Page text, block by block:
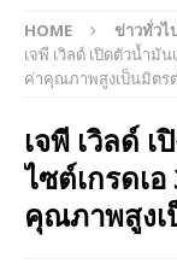
HOME ข่าวทั่วไ
เจพี เวิลด์ เปิดตัวน้ำมั
ค่าคุณภาพสูงเป็นมิตร
เจพี เวิลด์
ไซต์เกรดเ
คุณภาพสูง